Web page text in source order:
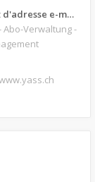
e-mail.
Verwaltung -